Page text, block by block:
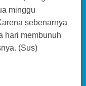
minggu
sebenarnya
hari membunuh
(Sus)